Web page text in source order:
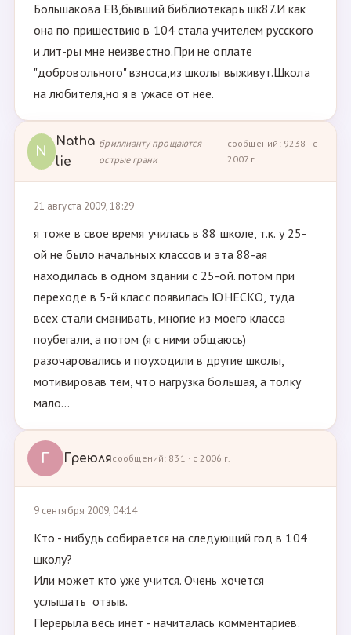
Большакова ЕВ,бывший библиотекарь шк87.И как
она по пришествию в 104 стала учителем русского
и лит-ры мне неизвестно.При не оплате
"добровольного" взноса,из школы выживут.Школа
на любителя,но я в ужасе от нее.
N
Natha
lie
бриллианту прощаются
острые грани
сообщений: 9238 · с
2007 г.
21 августа 2009, 18:29
я тоже в свое время училась в 88 школе, т.к. у 25-
ой не было начальных классов и эта 88-ая
находилась в одном здании с 25-ой. потом при
переходе в 5-й класс появилась ЮНЕСКО, туда
всех стали сманивать, многие из моего класса
поубегали, а потом (я с ними общаюсь)
разочаровались и поуходили в другие школы,
мотивировав тем, что нагрузка большая, а толку
мало...
Г Греюлясообщений: 831 · с 2006 г.
9 сентября 2009, 04:14
Кто - нибудь собирается на следующий год в 104
школу?
Или может кто уже учится. Очень хочется
услышать отзыв.
Перерыла весь инет - начиталась комментариев.